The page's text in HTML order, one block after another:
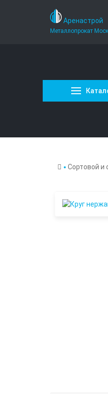
Аренастрой
Металлопрокат
Сортовой и